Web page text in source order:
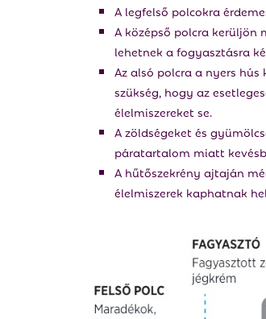
A legfelső polcokra
A középső polcra
lehetnek a fogyasztásra
Az alsó polcra a nyers
szükség, hogy az
élelmiszereket se.
A zöldségeket és
páratartalom miatt
A hűtőszekrény ajtaján
élelmiszerek kaphatnak